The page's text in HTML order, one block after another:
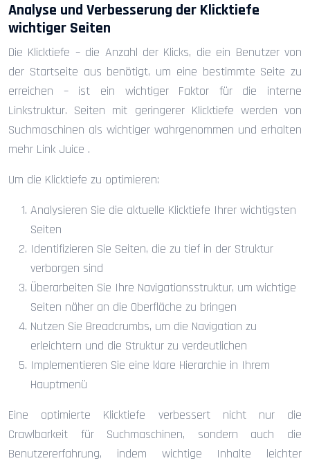
Analyse und Verbesserung der Klicktiefe
wichtiger Seiten
Die Klicktiefe – die Anzahl der Klicks, die ein Benutzer von
der Startseite aus benötigt, um eine bestimmte Seite zu
erreichen – ist ein wichtiger Faktor für die interne
Linkstruktur. Seiten mit geringerer Klicktiefe werden von
Suchmaschinen als wichtiger wahrgenommen und erhalten
mehr Link Juice .
Um die Klicktiefe zu optimieren:
Analysieren Sie die aktuelle Klicktiefe Ihrer wichtigsten
Seiten
Identifizieren Sie Seiten, die zu tief in der Struktur
verborgen sind
Überarbeiten Sie Ihre Navigationsstruktur, um wichtige
Seiten näher an die Oberfläche zu bringen
Nutzen Sie Breadcrumbs, um die Navigation zu
erleichtern und die Struktur zu verdeutlichen
Implementieren Sie eine klare Hierarchie in Ihrem
Hauptmenü
Eine optimierte Klicktiefe verbessert nicht nur die
Crawlbarkeit für Suchmaschinen, sondern auch die
Benutzererfahrung, indem wichtige Inhalte leichter